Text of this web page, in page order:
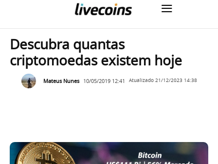
Descubra quantas
criptomoedas existem hoje
Mateus Nunes 10/05/2019 12:41 Atualizado 21/12/2023 14:38